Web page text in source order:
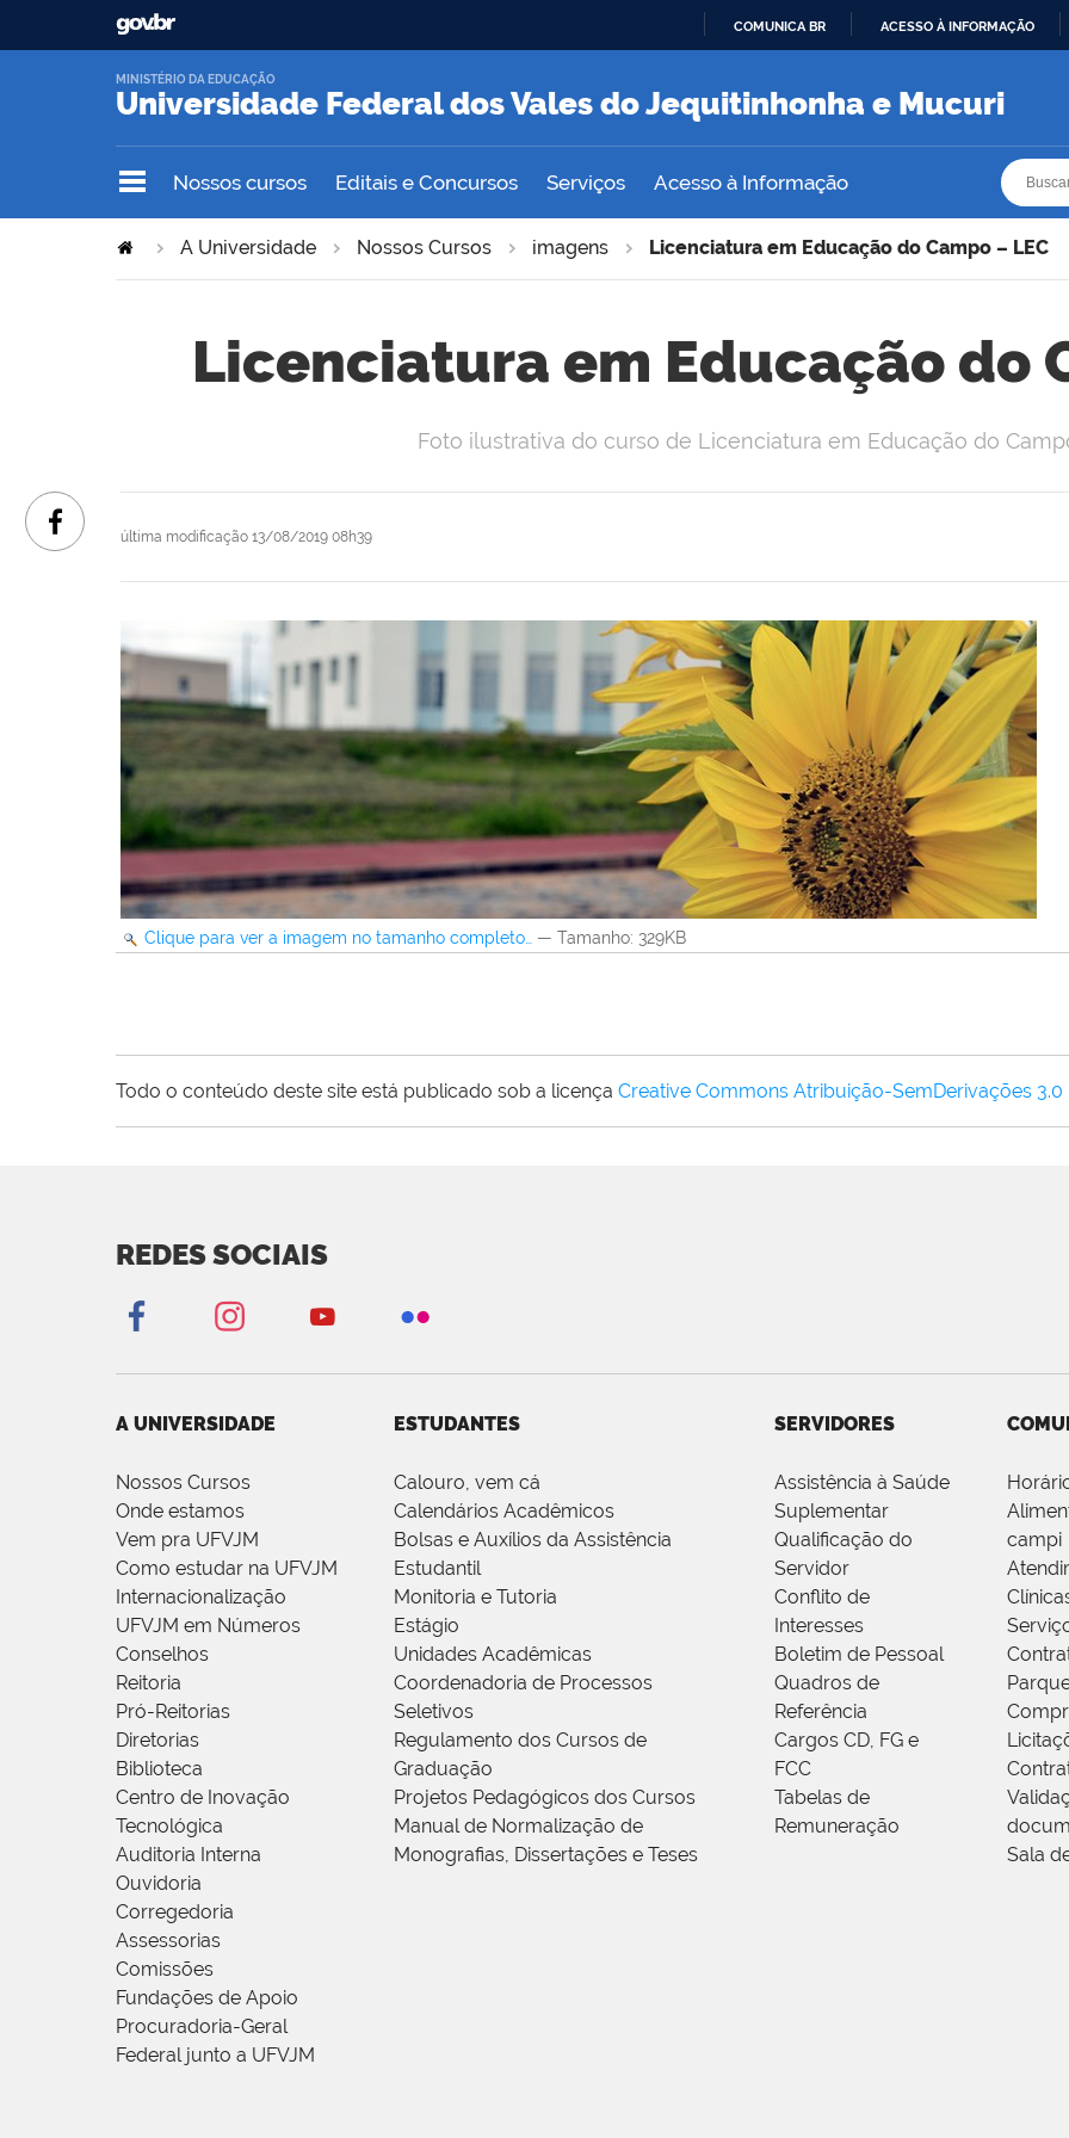
O
COMUNICA BR ACESSO À INFORMAÇÃO
Universidade Federal dos Vales do Jequitinhonha e Mucuri
MINISTÉRIO DA EDUCAÇÃO
Nossos cursos Editais e Concursos Serviços Acesso à Informação
A Universidade Nossos Cursos imagens Licenciatura em Educação do Campo – LEC
Licenciatura em Educação do
última modificação 13/08/2019 08h39
Foto ilustrativa do curso de Licenciatura em Educação do
Clique para ver a imagem no tamanho completo… — Tamanho: 329KB
Todo o conteúdo deste site está publicado sob a licença Creative Commons Atribuição-SemDerivações
REDES SOCIAIS
A UNIVERSIDADE
Nossos Cursos
Onde estamos
Vem pra UFVJM
Como estudar na UFVJM
Internacionalização
UFVJM em Números
Conselhos
Reitoria
Pró-Reitorias
Diretorias
Biblioteca
Centro de Inovação
Tecnológica
Auditoria Interna
Ouvidoria
Corregedoria
Assessorias
Comissões
Fundações de Apoio
Procuradoria-Geral
Federal junto a UFVJM
ESTUDANTES
Calouro, vem cá
Calendários Acadêmicos
Bolsas e Auxílios da Assistência
Estudantil
Monitoria e Tutoria
Estágio
Unidades Acadêmicas
Coordenadoria de Processos
Seletivos
Regulamento dos Cursos de
Graduação
Projetos Pedagógicos dos Cursos
Manual de Normalização de
Monografias, Dissertações e Teses
SERVIDORES
Assistência à Saúde
Suplementar
Qualificação do
Servidor
Conflito de
Interesses
Boletim de Pessoal
Quadros de
Referência
Cargos CD, FG e
FCC
Tabelas de
Remuneração
campi
Sala